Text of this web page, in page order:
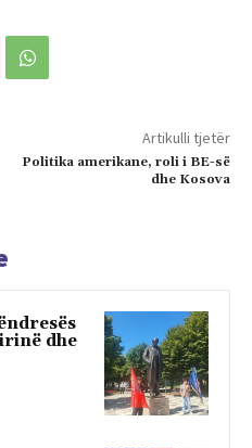
Artikulli tjetër
Politika amerikane, roli i BE-së
dhe Kosova
dhe